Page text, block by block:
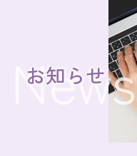
お知らせ
News